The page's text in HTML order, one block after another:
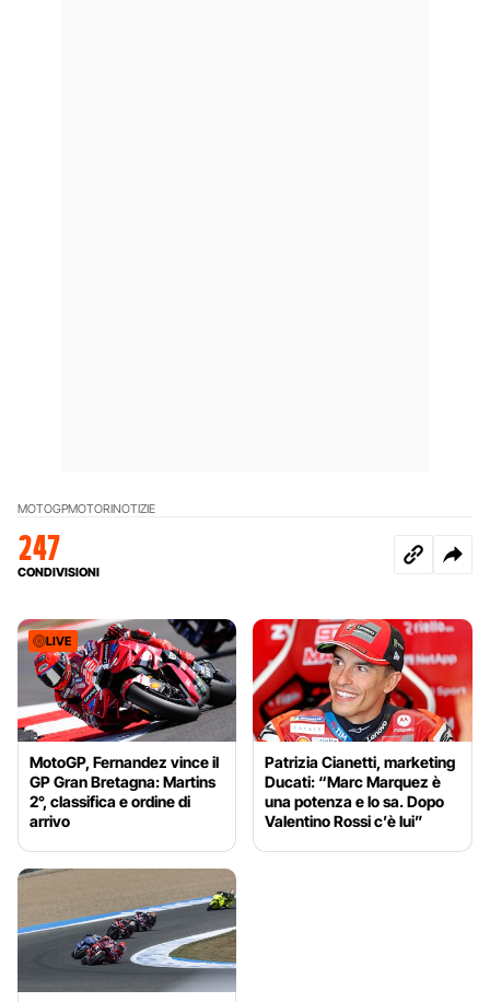
MOTOGPMOTORINOTIZIE
247
CONDIVISIONI
LIVE
MotoGP, Fernandez vince il
GP Gran Bretagna: Martins
2°, classifica e ordine di
arrivo
Patrizia Cianetti, marketing
Ducati: “Marc Marquez è
una potenza e lo sa. Dopo
Valentino Rossi c’è lui”